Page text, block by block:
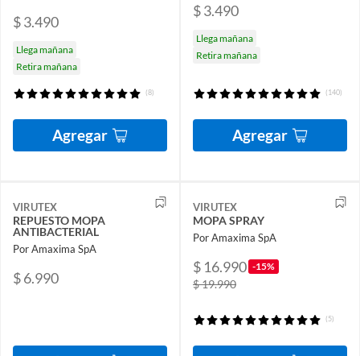
$ 3.490
Llega mañana
Retira mañana
(8)
Agregar
$ 3.490
Llega mañana
Retira mañana
(140)
Agregar
VIRUTEX
REPUESTO MOPA
ANTIBACTERIAL
Por Amaxima SpA
$ 6.990
VIRUTEX
MOPA SPRAY
Por Amaxima SpA
$ 16.990 -15%
$ 19.990
(5)